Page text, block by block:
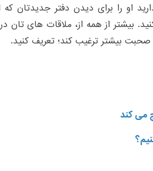
او را برای دیدن دفتر جدیدتان که
بیشتر از همه از، ملاقات های
بیشتر ترغیب کند؛ تعریف کنید.
می کند